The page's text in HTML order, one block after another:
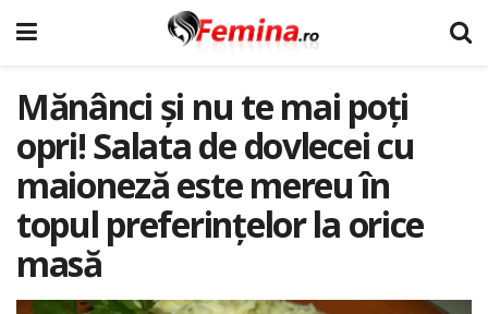
Mănânci și nu te mai poți
opri! Salata de dovlecei cu
maioneză este mereu în
topul preferințelor la orice
masă